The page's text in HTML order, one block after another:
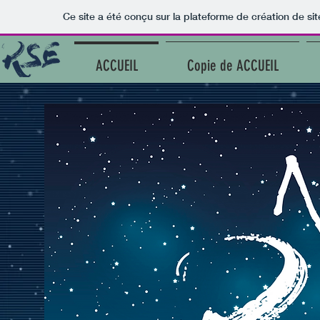
Ce site a été conçu sur la plateforme de création de
ACCUEIL Copie de ACCUEIL